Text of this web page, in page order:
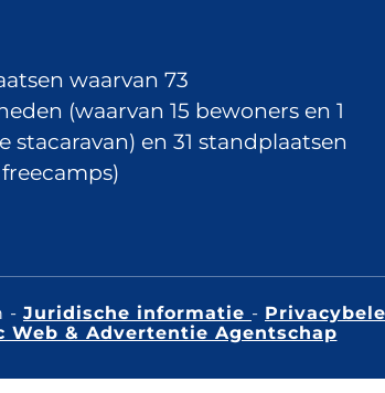
waarvan 73
(waarvan 15 bewoners en 1
stacaravan) en 31 standplaatsen
- Juridische informatie -
Web & Advertentie Agentschap